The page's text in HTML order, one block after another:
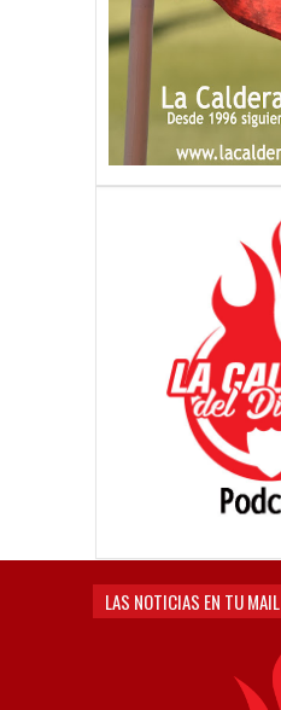
LAS NOTICIAS EN TU MAIL